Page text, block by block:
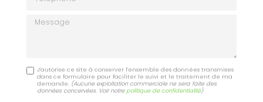
Message
J'autorise ce site à conserver l'ensemble des données transmises
dans ce formulaire pour faciliter le suivi et le traitement de ma
demande. (Aucune exploitation commerciale ne sera faite des
données concervées. Voir notre politique de confidentialité)